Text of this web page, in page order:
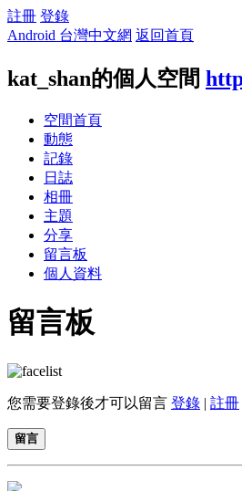
註冊 登錄
Android 台灣中文網 返回首頁
kat_shan的個人空間
空間首頁
動態
記錄
日誌
相冊
主題
分享
留言板
個人資料
留言板
您需要登錄後才可以留言 登錄 | 註冊
留言